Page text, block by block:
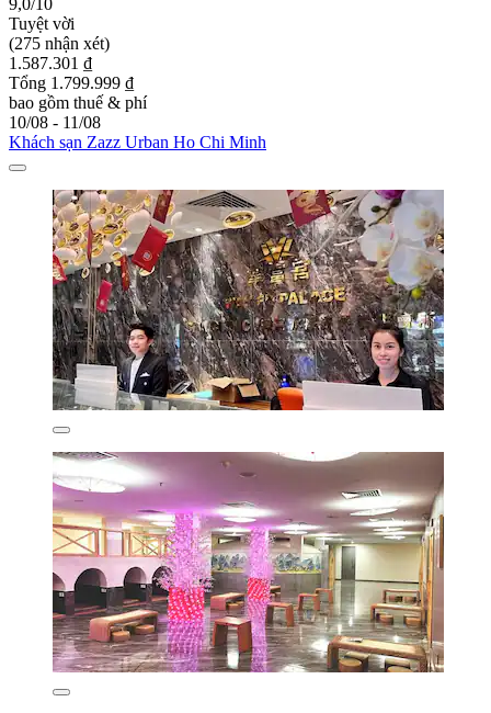
9,0/10
Tuyệt vời
(275 nhận xét)
1.587.301 ₫
Tổng 1.799.999 ₫
bao gồm thuế & phí
10/08 - 11/08
Khách sạn Zazz Urban Ho Chi Minh